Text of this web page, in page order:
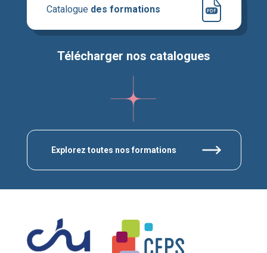
Explorez toutes nos formations
Télécharger nos catalogues
Catalogue des formations